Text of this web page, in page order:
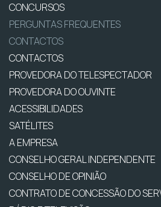
CONCURSOS
PERGUNTAS FREQUENTES
CONTACTOS
CONTACTOS
PROVEDORA DO TELESPECTADOR
PROVEDORA DO OUVINTE
ACESSIBILIDADES
SATÉLITES
A EMPRESA
CONSELHO GERAL INDEPENDENTE
CONSELHO DE OPINIÃO
CONTRATO DE CONCESSÃO DO